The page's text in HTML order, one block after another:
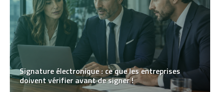
Signature électronique : ce que les entreprises
doivent vérifier avant de signer !